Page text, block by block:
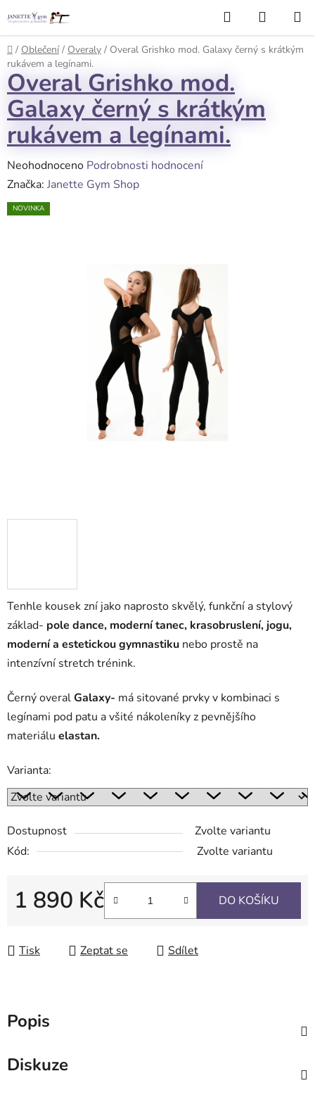
na
obsah
Hledat
KOŠÍK
Domů
/ Oblečení / Overaly / Overal Grishko mod. Galaxy černý s krátkým
rukávem a legínami.
Tenhle kousek zní jako naprosto skvělý, funkční a stylový
základ- pole dance, moderní tanec, krasobruslení, jogu,
moderní a estetickou gymnastiku nebo prostě na
intenzívní stretch trénink.
Černý overalGalaxy- má sitované prvky v kombinaci s
legínami pod patu a všité nákoleníky z pevnějšího
materiálu elastan.
Varianta:
Dostupnost
Zvolte variantu
Kód:
Zvolte variantu
1 890 Kč DO KOŠÍKU
Tisk Zeptat se Sdílet
Overal Grishko mod.
Galaxy černý s krátkým
rukávem a legínami.
Průměrné
hodnocení
produktu
Neohodnoceno Podrobnosti hodnocení
Značka: Janette Gym Shop
NOVINKA
Popis
Diskuze